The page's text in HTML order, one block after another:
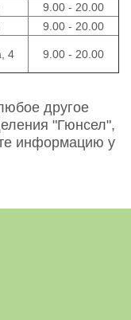
9.00 - 20.00
9.00 - 20.00
4 9.00 - 20.00
другое
"Гюнсел",
информацию у